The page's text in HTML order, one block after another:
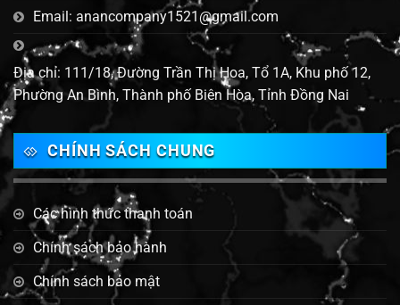
Email: anancompany1521@gmail.com
Địa chỉ: 111/18, Đường Trần Thị Hoa, Tổ 1A, Khu phố 12,
Phường An Bình, Thành phố Biên Hòa, Tỉnh Đồng Nai
CHÍNH SÁCH CHUNG
Các hình thức thanh toán
Chính sách bảo hành
Chính sách bảo mật